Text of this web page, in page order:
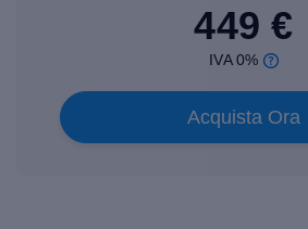
449 €
IVA 0%
Acquista Ora